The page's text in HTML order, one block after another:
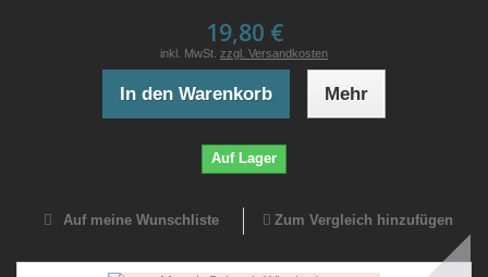
19,80 €
inkl. MwSt. zzgl. Versandkosten
In den Warenkorb Mehr
Auf Lager
Auf meine Wunschliste Zum Vergleich hinzufügen